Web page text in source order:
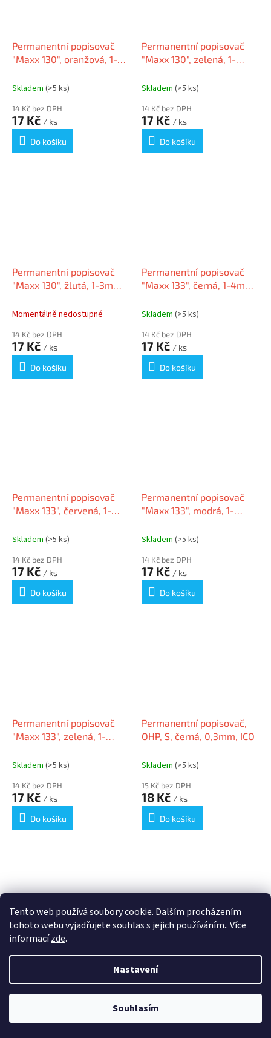
Tento web používá soubory cookie. Dalším procházením
tohoto webu vyjadřujete souhlas s jejich používáním.. Více
informacízde.
Nastavení
Souhlasím
Permanentní popisovač
"Maxx 130", oranžová, 1-
SCHNEIDER
Skladem (>5 ks)
14 Kč bez DPH
17 Kč / ks
Do košíku
Permanentní popisovač
"Maxx 130", zelená, 1-
SCHNEIDER
Skladem (>5 ks)
14 Kč bez DPH
17 Kč / ks
Do košíku
Permanentní popisovač
"Maxx 130", žlutá, 1-3mm,
Momentálně nedostupné
14 Kč bez DPH
17 Kč / ks
Do košíku
Permanentní popisovač
"Maxx 133", černá, 1-4mm,
Skladem (>5 ks)
14 Kč bez DPH
17 Kč / ks
Do košíku
Permanentní popisovač
"Maxx 133", červená, 1-
SCHNEIDER
Skladem (>5 ks)
14 Kč bez DPH
17 Kč / ks
Do košíku
Permanentní popisovač
"Maxx 133", modrá, 1-
SCHNEIDER
Skladem (>5 ks)
14 Kč bez DPH
17 Kč / ks
Do košíku
Permanentní popisovač
"Maxx 133", zelená, 1-
SCHNEIDER
Skladem (>5 ks)
14 Kč bez DPH
17 Kč / ks
Do košíku
Permanentní popisovač,
OHP, S, černá, 0,3mm, ICO
Skladem (>5 ks)
15 Kč bez DPH
18 Kč / ks
Do košíku
Skladem(>5 ks)
18 Kč/ ks
Skladem(>5 ks)
15 Kč bez DPH
18 Kč/ ks